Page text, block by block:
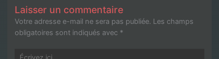
Laisser un commentaire
Votre adresse e-mail ne sera pas publiée. Les champs
obligatoires sont indiqués avec *
Écrivez